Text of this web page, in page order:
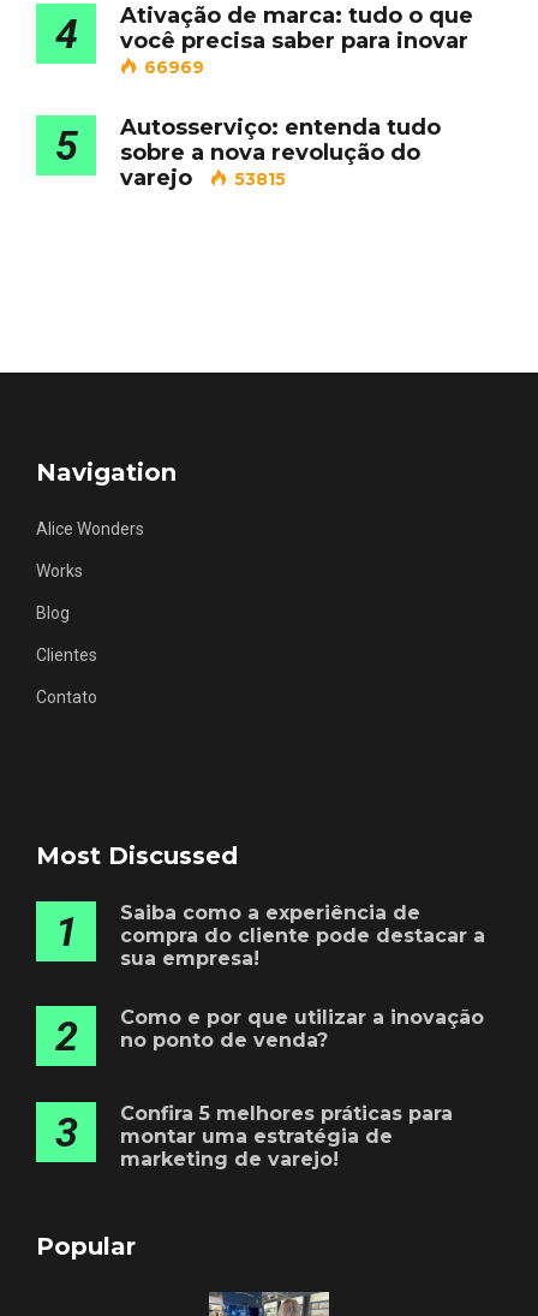
4
Ativação de marca: tudo o que
você precisa saber para inovar
66969
5
Autosserviço: entenda tudo
sobre a nova revolução do
varejo
53815
Navigation
Alice Wonders
Works
Blog
Clientes
Contato
Most Discussed
1
Saiba como a experiência de
compra do cliente pode destacar a
sua empresa!
2
Como e por que utilizar a inovação
no ponto de venda?
3
Confira 5 melhores práticas para
montar uma estratégia de
marketing de varejo!
Popular